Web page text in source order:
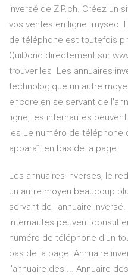
inversé de ZIP.ch. Créez un
vos ventes en ligne. myseo.
de téléphone est toutefois
QuiDonc directement sur
trouver les Les annuaires
technologique un autre
encore en se servant de
ligne, les internautes
les Le numéro de
apparaît en bas de la page.
Les annuaires inverses, le
un autre moyen beaucoup
servant de l'annuaire
internautes peuvent
numéro de téléphone d'un
bas de la page. Annuaire
l'annuaire des ... Annuaire